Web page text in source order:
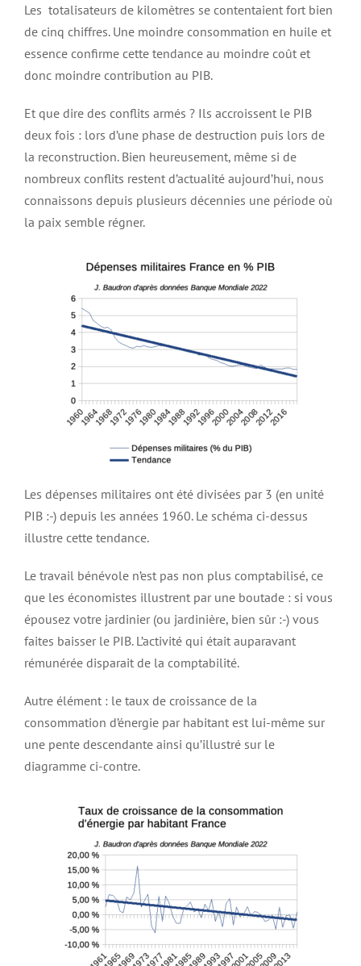
Les totalisateurs de kilomètres se contentaient fort bien
de cinq chiffres. Une moindre consommation en huile et
essence confirme cette tendance au moindre coût et
donc moindre contribution au PIB.
Et que dire des conflits armés ? Ils accroissent le PIB
deux fois : lors d’une phase de destruction puis lors de
la reconstruction. Bien heureusement, même si de
nombreux conflits restent d’actualité aujourd’hui, nous
connaissons depuis plusieurs décennies une période où
la paix semble régner.
Les dépenses militaires ont été divisées par 3 (en unité
PIB :-) depuis les années 1960. Le schéma ci-dessus
illustre cette tendance.
Le travail bénévole n’est pas non plus comptabilisé, ce
que les économistes illustrent par une boutade : si vous
épousez votre jardinier (ou jardinière, bien sûr :-) vous
faites baisser le PIB. L’activité qui était auparavant
rémunérée disparait de la comptabilité.
Autre élément : le taux de croissance de la
consommation d’énergie par habitant est lui-même sur
une pente descendante ainsi qu’illustré sur le
diagramme ci-contre.